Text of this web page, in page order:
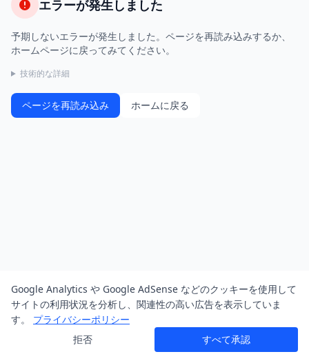
エラーが発生しました
予期しないエラーが発生しました。ページを再読み込みするか、
ホームページに戻ってみてください。
技術的な詳細
ページを再読み込み ホームに戻る
Google Analytics や Google AdSense などのクッキーを使用して
サイトの利用状況を分析し、関連性の高い広告を表示していま
す。
プライバシーポリシー
拒否
すべて承認